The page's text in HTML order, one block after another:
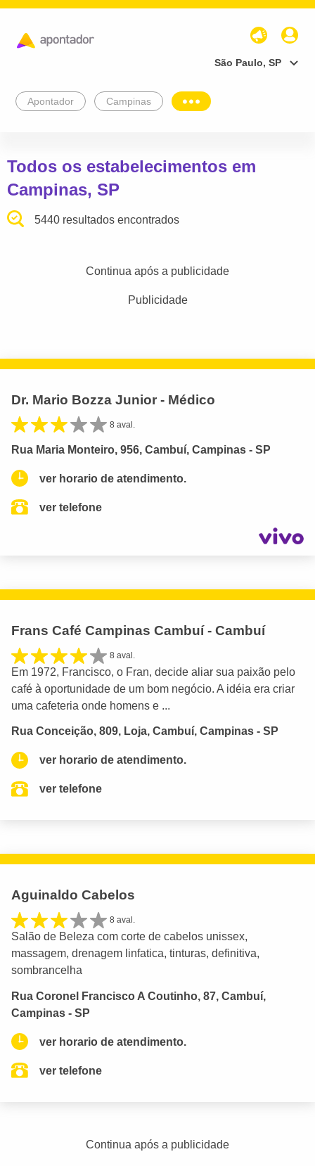
São Paulo, SP
Apontador Campinas
Todos os estabelecimentos em
Campinas, SP
5440 resultados encontrados
Continua após a publicidade
Publicidade
Dr. Mario Bozza Junior - Médico
8 aval.
Rua Maria Monteiro, 956, Cambuí, Campinas - SP
ver horario de atendimento.
ver telefone
Frans Café Campinas Cambuí - Cambuí
8 aval.
Em 1972, Francisco, o Fran, decide aliar sua paixão pelo
café à oportunidade de um bom negócio. A idéia era criar
uma cafeteria onde homens e ...
Rua Conceição, 809, Loja, Cambuí, Campinas - SP
ver horario de atendimento.
ver telefone
Aguinaldo Cabelos
8 aval.
Salão de Beleza com corte de cabelos unissex,
massagem, drenagem linfatica, tinturas, definitiva,
sombrancelha
Rua Coronel Francisco A Coutinho, 87, Cambuí,
Campinas - SP
ver horario de atendimento.
ver telefone
Continua após a publicidade